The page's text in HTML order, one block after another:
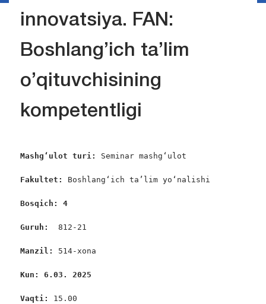
innovatsiya. FAN:
Boshlang’ich ta’lim
o’qituvchisining
kompetentligi
Mashgʻulot turi: Seminar mashgʻulot
Fakultet: Boshlangʻich ta’lim yoʻnalishi
Bosqich: 4
Guruh: 812-21
Manzil: 514-xona
Kun: 6.03. 2025
Vaqti: 15.00